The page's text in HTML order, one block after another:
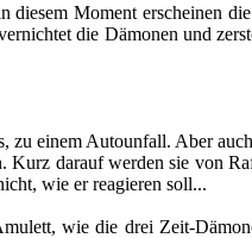
Moment erscheinen
die Dämonen und
zu einem Autounfall. Aber
darauf werden sie von
wie er reagieren soll...
wie die drei Zeit-